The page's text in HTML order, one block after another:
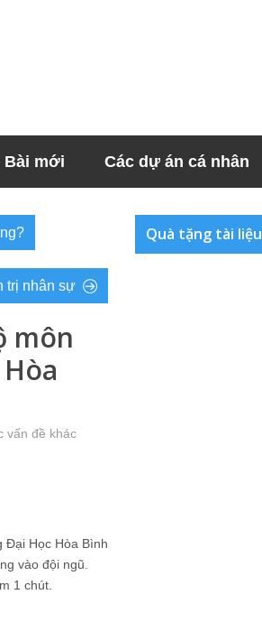
Bài mới Các dự án cá nhân
trị nhân sự
môn
vấn đề khác
Đại Học Hòa Bình
vào đội ngũ.
1 chút.
Quà tặng tài liệu